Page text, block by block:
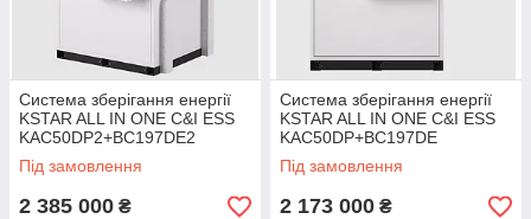
Система зберігання енергії
KSTAR ALL IN ONE C&I ESS
KAC50DP2+BC197DE2
Під замовлення
2 385 000 ₴
Система зберігання енергії
KSTAR ALL IN ONE C&I ESS
KAC50DP+BC197DE
Під замовлення
2 173 000 ₴